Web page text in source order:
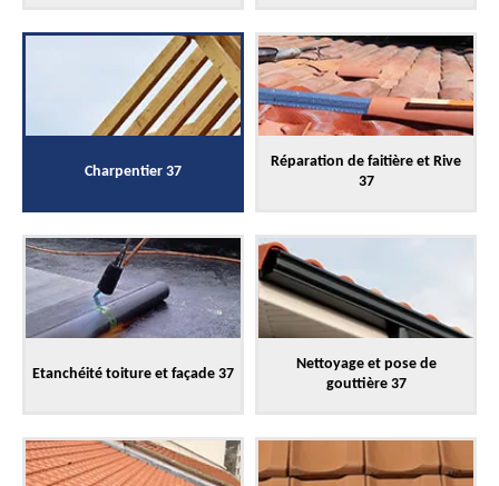
Charpentier 37
Réparation de faitière et Rive
37
Etanchéité toiture et façade 37
Nettoyage et pose de
gouttière 37